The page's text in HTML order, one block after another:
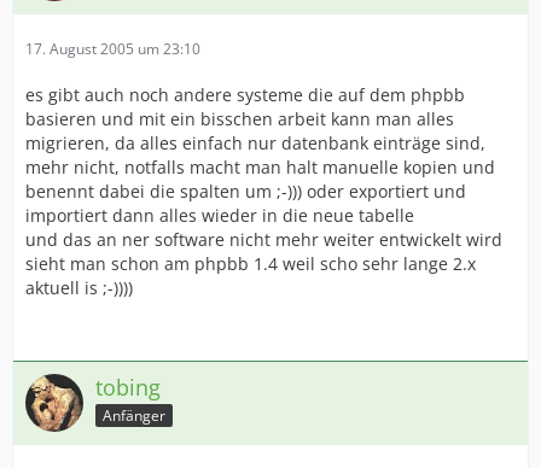
17. August 2005 um 23:10
es gibt auch noch andere systeme die auf dem phpbb
basieren und mit ein bisschen arbeit kann man alles
migrieren, da alles einfach nur datenbank einträge sind,
mehr nicht, notfalls macht man halt manuelle kopien und
benennt dabei die spalten um ;-))) oder exportiert und
importiert dann alles wieder in die neue tabelle
und das an ner software nicht mehr weiter entwickelt wird
sieht man schon am phpbb 1.4 weil scho sehr lange 2.x
aktuell is ;-))))
tobing
Anfänger